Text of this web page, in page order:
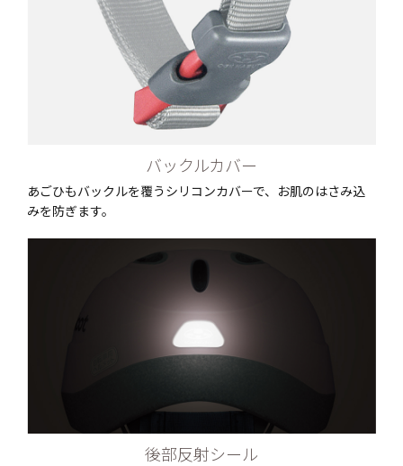
バックルカバー
あごひもバックルを覆うシリコンカバーで、お肌のはさみ込
みを防ぎます。
後部反射シール